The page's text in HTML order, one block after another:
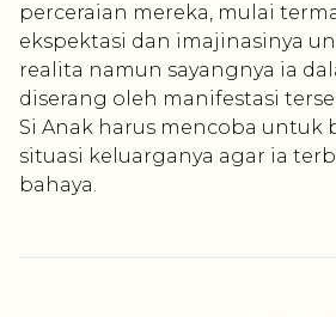
perceraian mereka, mulai
ekspektasi dan imajinasinya
realita namun sayangnya ia
diserang oleh manifestasi
Si Anak harus mencoba untuk
situasi keluarganya agar ia
bahaya.